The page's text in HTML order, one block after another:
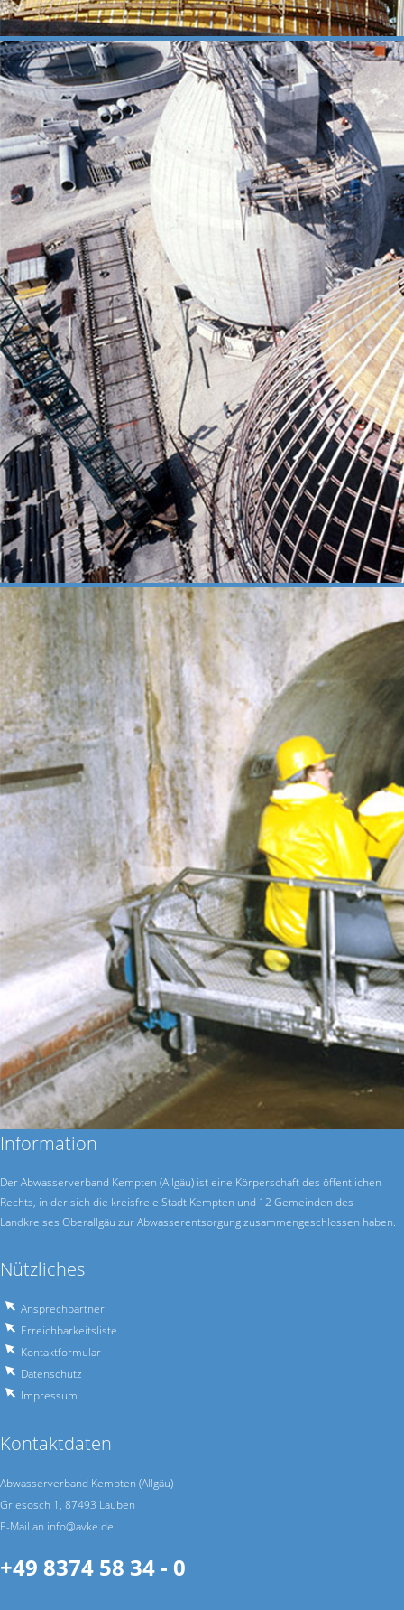
Information
Der Abwasserverband Kempten (Allgäu) ist eine Körperschaft des öffentlichen
Rechts, in der sich die kreisfreie Stadt Kempten und 12 Gemeinden des
Landkreises Oberallgäu zur Abwasser­entsorgung zusammen­geschlossen haben.
Nützliches
Ansprechpartner
Erreichbarkeitsliste
Kontaktformular
Datenschutz
Impressum
Kontaktdaten
Abwasserverband Kempten (Allgäu)
Griesösch 1, 87493 Lauben
E-Mail an info@avke.de
+49 8374 58 34 - 0